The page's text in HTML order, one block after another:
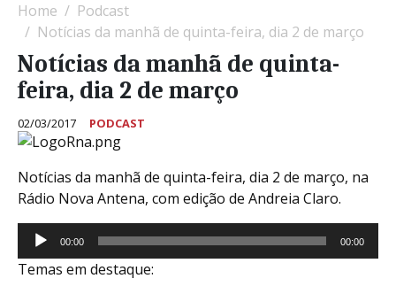
Home
Podcast
Notícias da manhã de quinta-feira, dia 2 de março
Notícias da manhã de quinta-
feira, dia 2 de março
02/03/2017 PODCAST
Notícias da manhã de quinta-feira, dia 2 de março, na
Rádio Nova Antena, com edição de Andreia Claro.
Reprodutor
de
áudio
00:00 00:00
Temas em destaque: